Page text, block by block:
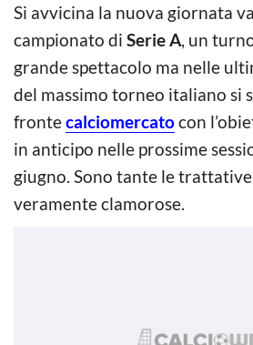
Si avvicina la nuova giornata
campionato di Serie A, un
grande spettacolo ma nelle
del massimo torneo italiano si
frontecalciomercatocon
in anticipo nelle prossime
giugno. Sono tante le
veramente clamorose.